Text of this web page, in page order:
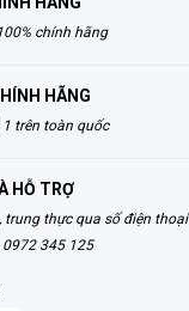
chính hãng
HÃNG
trên toàn quốc
HỖ TRỢ
trung thực qua số điện thoại
345 125